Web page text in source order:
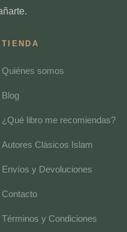
TIENDA
Quiénes somos
Blog
¿Qué libro me recomiendas?
Autores Clásicos Islam
Envíos y Devoluciones
Contacto
Términos y Condiciones